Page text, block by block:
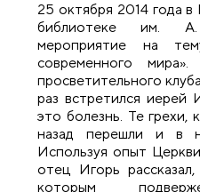
25 октября 2014 года
библиотеке им.
мероприятие на
современного
просветительного
раз встретился иерей
это болезнь. Те грехи,
назад перешли и в
Используя опыт
отец Игорь
которым